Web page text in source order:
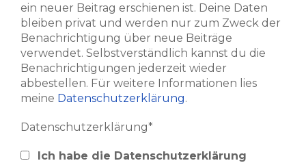
ein neuer Beitrag erschienen ist. Deine Daten
bleiben privat und werden nur zum Zweck der
Benachrichtigung über neue Beiträge
verwendet. Selbstverständlich kannst du die
Benachrichtigungen jederzeit wieder
abbestellen. Für weitere Informationen lies
meine Datenschutzerklärung.
Datenschutzerklärung*
Ich habe die Datenschutzerklärung